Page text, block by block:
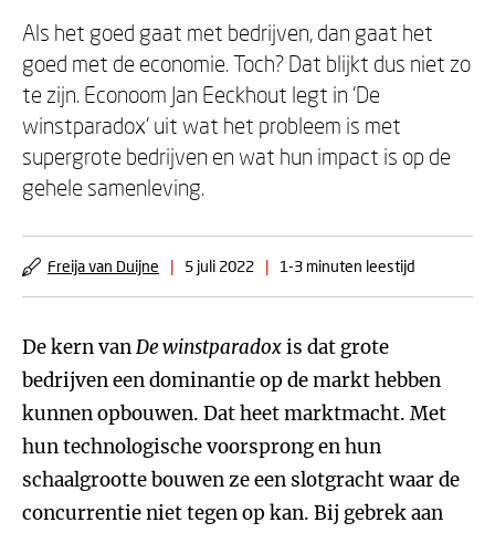
Als het goed gaat met bedrijven, dan gaat het
goed met de economie. Toch? Dat blijkt dus niet zo
te zijn. Econoom Jan Eeckhout legt in ‘De
winstparadox’ uit wat het probleem is met
supergrote bedrijven en wat hun impact is op de
gehele samenleving.
Freija van Duijne | 5 juli 2022 | 1-3 minuten leestijd
De kern vanDe winstparadoxis dat grote
bedrijven een dominantie op de markt hebben
kunnen opbouwen. Dat heet marktmacht. Met
hun technologische voorsprong en hun
schaalgrootte bouwen ze een slotgracht waar de
concurrentie niet tegen op kan. Bij gebrek aan